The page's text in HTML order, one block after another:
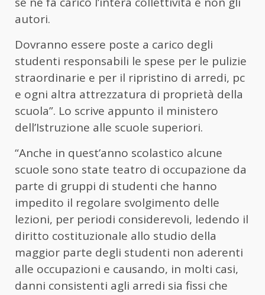
autori.
Dovranno essere poste a carico degli
studenti responsabili le spese per le pulizie
straordinarie e per il ripristino di arredi, pc
e ogni altra attrezzatura di proprietà della
scuola”. Lo scrive appunto il ministero
dell’Istruzione alle scuole superiori.
“Anche in quest’anno scolastico alcune
scuole sono state teatro di occupazione da
parte di gruppi di studenti che hanno
impedito il regolare svolgimento delle
lezioni, per periodi considerevoli, ledendo il
diritto costituzionale allo studio della
maggior parte degli studenti non aderenti
alle occupazioni e causando, in molti casi,
danni consistenti agli arredi sia fissi che